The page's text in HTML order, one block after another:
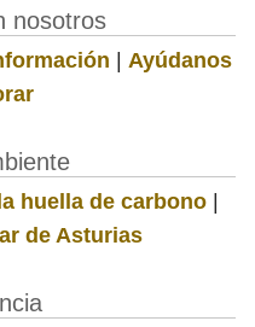
nosotros
| Ayúdanos
huella de carbono|
de Asturias